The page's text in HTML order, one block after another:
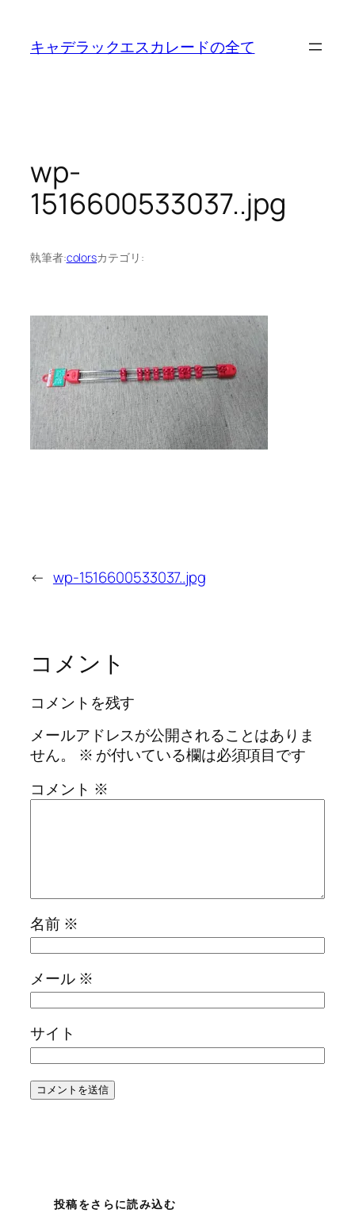
キャデラックエスカレードの全て
wp-
1516600533037..jpg
執筆者:colorsカテゴリ:
← wp-1516600533037..jpg
コメント
コメントを残す
メールアドレスが公開されることはありま
せん。
※ が付いている欄は必須項目です
コメント ※
名前 ※
メール ※
サイト
投稿をさらに読み込む